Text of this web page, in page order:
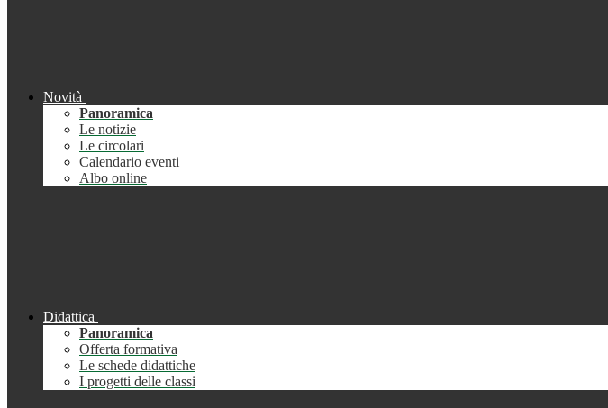
Novità
Panoramica
Le notizie
Le circolari
Calendario eventi
Albo online
Didattica
Panoramica
Offerta formativa
Le schede didattiche
I progetti delle classi